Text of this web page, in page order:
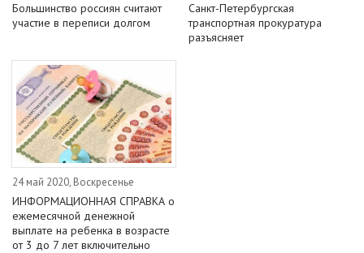
Большинство россиян считают
участие в переписи долгом
Санкт-Петербургская
транспортная прокуратура
разъясняет
24 май 2020, Воскресенье
ИНФОРМАЦИОННАЯ СПРАВКА о
ежемесячной денежной
выплате на ребенка в возрасте
от 3 до 7 лет включительно